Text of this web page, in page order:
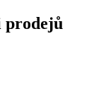
prodejů